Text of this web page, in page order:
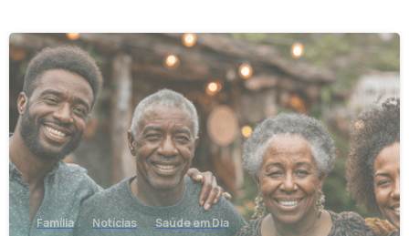
3
Família Notícias Saúde em Dia